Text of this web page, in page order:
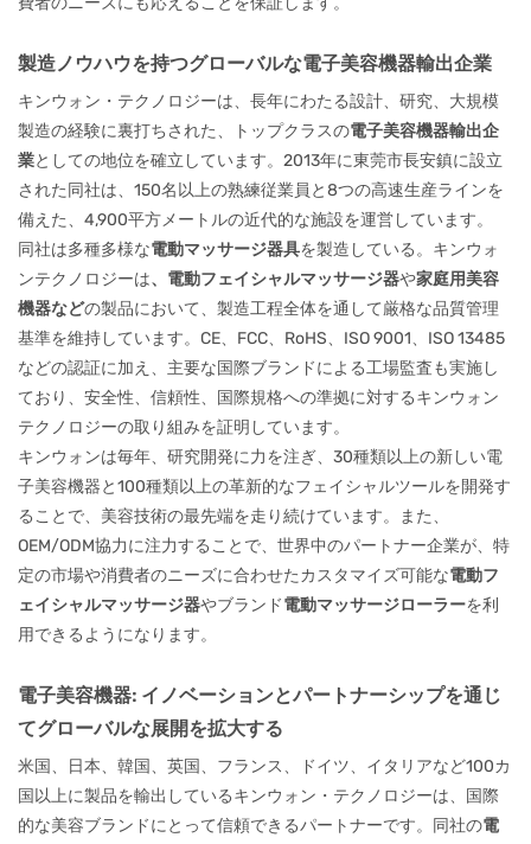
製造ノウハウを持つグローバルな電子美容機器輸出企業
キンウォン・テクノロジーは、長年にわたる設計、研究、大規模
製造の経験に裏打ちされた、トップクラスの電子美容機器輸出企
業としての地位を確立しています。2013年に東莞市長安鎮に設立
された同社は、150名以上の熟練従業員と8つの高速生産ラインを
備えた、4,900平方メートルの近代的な施設を運営しています。
同社は多種多様な電動マッサージ器具を製造している。 キンウォ
ンテクノロジーは、電動フェイシャルマッサージ器や家庭用美容
機器などの製品において、製造工程全体を通して厳格な品質管理
基準を維持しています。CE、FCC、RoHS、ISO 9001、ISO 13485
などの認証に加え、主要な国際ブランドによる工場監査も実施し
ており、安全性、信頼性、国際規格への準拠に対するキンウォン
テクノロジーの取り組みを証明しています。
キンウォンは毎年、研究開発に力を注ぎ、30種類以上の新しい電
子美容機器と100種類以上の革新的なフェイシャルツールを開発す
ることで、美容技術の最先端を走り続けています。また、
OEM/ODM協力に注力することで、世界中のパートナー企業が、特
定の市場や消費者のニーズに合わせたカスタマイズ可能な電動フ
ェイシャルマッサージ器やブランド電動マッサージローラーを利
用できるようになります。
電子美容機器: イノベーションとパートナーシップを通じ
てグローバルな展開を拡大する
米国、日本、韓国、英国、フランス、ドイツ、イタリアなど100カ
国以上に製品を輸出しているキンウォン・テクノロジーは、国際
的な美容ブランドにとって信頼できるパートナーです。同社の電